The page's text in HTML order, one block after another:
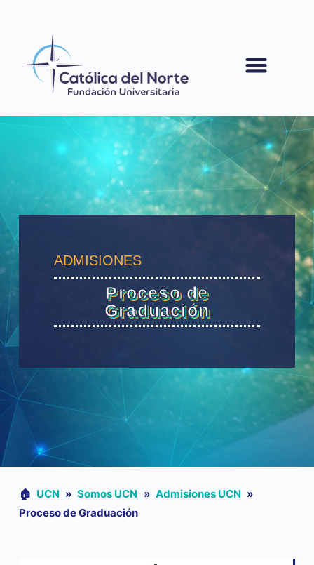
ADMISIONES
Proceso de
Graduación
🏠︎ UCN » Somos UCN » Admisiones UCN »
Proceso de Graduación